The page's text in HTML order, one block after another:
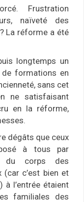
Frustration
naïveté des
La réforme a été
longtemps un
formations en
sans cet
ne satisfaisant
en la réforme,
dégâts que ceux
à tous par
du corps des
(car c’est bien et
à l’entrée étaient
familiales des